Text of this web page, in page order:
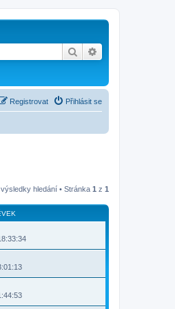
Hledat
Přihlásit se
Registrovat
hledání • Stránka 1 z 1